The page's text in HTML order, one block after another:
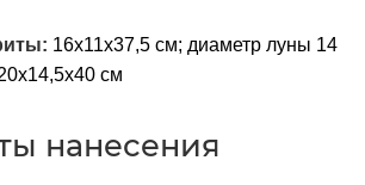
16х11х37,5 см; диаметр луны 14
см
нанесения